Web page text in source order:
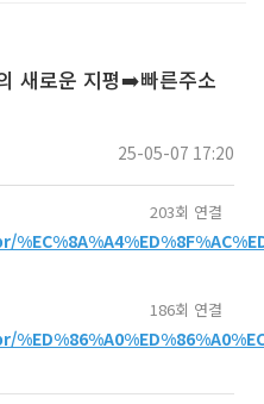
새로운 지평➡️빠른주소
25-05-07 17:20
203회 연결
186회 연결